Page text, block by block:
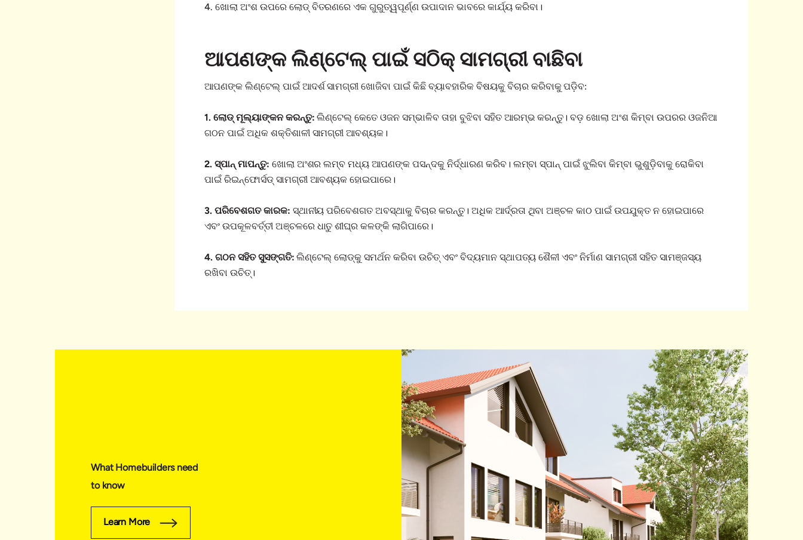
4. ଖୋଲା ଅଂଶ ଉପରେ ଲୋଡ୍ ବିତରଣରେ ଏକ ଗୁରୁତ୍ୱପୂର୍ଣ୍ଣ ଉପାଦାନ ଭାବରେ କାର୍ଯ୍ୟ କରିବା।
ଆପଣଙ୍କ ଲିଣ୍ଟେଲ୍ ପାଇଁ ସଠିକ୍ ସାମଗ୍ରୀ ବାଛିବା
ଆପଣଙ୍କ ଲିଣ୍ଟେଲ୍ ପାଇଁ ଆଦର୍ଶ ସାମଗ୍ରୀ ଖୋଜିବା ପାଇଁ କିଛି ବ୍ୟାବହାରିକ ବିଷୟକୁ ବିଚାର କରିବାକୁ ପଡ଼ିବ:
1. ଲୋଡ୍ ମୂଲ୍ୟାଙ୍କନ କରନ୍ତୁ: ଲିଣ୍ଟେଲ୍ କେତେ ଓଜନ ସମ୍ଭାଳିବ ତାହା ବୁଝିବା ସହିତ ଆରମ୍ଭ କରନ୍ତୁ। ବଡ଼ ଖୋଲା ଅଂଶ କିମ୍ବା ଉପରର ଓଜନିଆ
ଗଠନ ପାଇଁ ଅଧିକ ଶକ୍ତିଶାଳୀ ସାମଗ୍ରୀ ଆବଶ୍ୟକ।
2. ସ୍ପାନ୍ ମାପନ୍ତୁ: ଖୋଲା ଅଂଶର ଲମ୍ବ ମଧ୍ୟ ଆପଣଙ୍କ ପସନ୍ଦକୁ ନିର୍ଦ୍ଧାରଣ କରିବ। ଲମ୍ବା ସ୍ପାନ୍ ପାଇଁ ଝୁଲିବା କିମ୍ବା ଭୁଶୁଡ଼ିବାକୁ ରୋକିବା
ପାଇଁ ରିଇନ୍ଫୋର୍ସଡ୍ ସାମଗ୍ରୀ ଆବଶ୍ୟକ ହୋଇପାରେ।
3. ପରିବେଶଗତ କାରକ: ସ୍ଥାନୀୟ ପରିବେଶଗତ ଅବସ୍ଥାକୁ ବିଚାର କରନ୍ତୁ। ଅଧିକ ଆର୍ଦ୍ରତା ଥିବା ଅଞ୍ଚଳ କାଠ ପାଇଁ ଉପଯୁକ୍ତ ନ ହୋଇପାରେ
ଏବଂ ଉପକୂଳବର୍ତ୍ତୀ ଅଞ୍ଚଳରେ ଧାତୁ ଶୀଘ୍ର କଳଙ୍କି ଲାଗିପାରେ।
4. ଗଠନ ସହିତ ସୁସଙ୍ଗତି: ଲିଣ୍ଟେଲ୍ ଲୋଡ୍କୁ ସମର୍ଥନ କରିବା ଉଚିତ୍ ଏବଂ ବିଦ୍ୟମାନ ସ୍ଥାପତ୍ୟ ଶୈଳୀ ଏବଂ ନିର୍ମାଣ ସାମଗ୍ରୀ ସହିତ ସାମଞ୍ଜସ୍ୟ
ରଖିବା ଉଚିତ୍।
What Homebuilders need
to know
Learn More